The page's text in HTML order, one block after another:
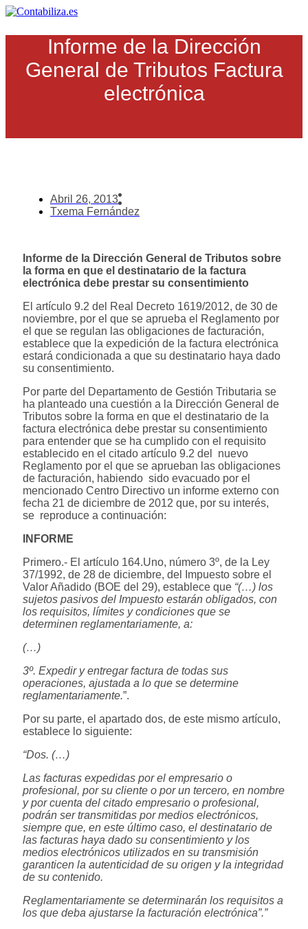
Ir
contenidoInforme de la Dirección
General de Tributos Factura
electrónica
Abril 26, 2013
Txema Fernández
Informe de la Dirección General de Tributos sobre
la forma en que el destinatario de la factura
electrónica debe prestar su consentimiento
El artículo 9.2 del Real Decreto 1619/2012, de 30 de
noviembre, por el que se aprueba el Reglamento por
el que se regulan las obligaciones de facturación,
establece que la expedición de la factura electrónica
estará condicionada a que su destinatario haya dado
su consentimiento.
Por parte del Departamento de Gestión Tributaria se
ha planteado una cuestión a la Dirección General de
Tributos sobre la forma en que el destinatario de la
factura electrónica debe prestar su consentimiento
para entender que se ha cumplido con el requisito
establecido en el citado artículo 9.2 del nuevo
Reglamento por el que se aprueban las obligaciones
de facturación, habiendo sido evacuado por el
mencionado Centro Directivo un informe externo con
fecha 21 de diciembre de 2012 que, por su interés,
se reproduce a continuación:
INFORME
Primero.- El artículo 164.Uno, número 3º, de la Ley
37/1992, de 28 de diciembre, del Impuesto sobre el
Valor Añadido (BOE del 29), establece que “(…) los
sujetos pasivos del Impuesto estarán obligados, con
los requisitos, límites y condiciones que se
determinen reglamentariamente, a:
(…)
3º. Expedir y entregar factura de todas sus
operaciones, ajustada a lo que se determine
reglamentariamente.”.
Por su parte, el apartado dos, de este mismo artículo,
establece lo siguiente:
“Dos. (…)
Las facturas expedidas por el empresario o
profesional, por su cliente o por un tercero, en nombre
y por cuenta del citado empresario o profesional,
podrán ser transmitidas por medios electrónicos,
siempre que, en este último caso, el destinatario de
las facturas haya dado su consentimiento y los
medios electrónicos utilizados en su transmisión
garanticen la autenticidad de su origen y la integridad
de su contenido.
Reglamentariamente se determinarán los requisitos a
los que deba ajustarse la facturación electrónica”.”